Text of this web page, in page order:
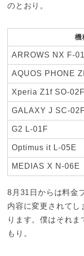
のとおり。
機
ARROWS NX F-
AQUOS PHONE
Xperia Z1f SO-02F
GALAXY J SC-
G2 L-01F
Optimus it L-05E
MEDIAS X N-06E
8月31日からは料金
内容に変更されてし
ります。僕はそれ
もり。